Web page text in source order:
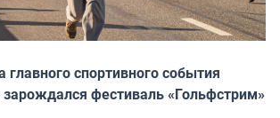
спортивного события
фестиваль «Гольфстрим»